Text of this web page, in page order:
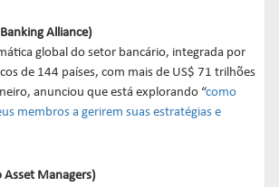
Alliance)
global do setor bancário, integrada por
de 144 países, com mais de US$ 71 trilhões
anunciou que está explorando “como
membros a gerirem suas estratégias e
Asset Managers)